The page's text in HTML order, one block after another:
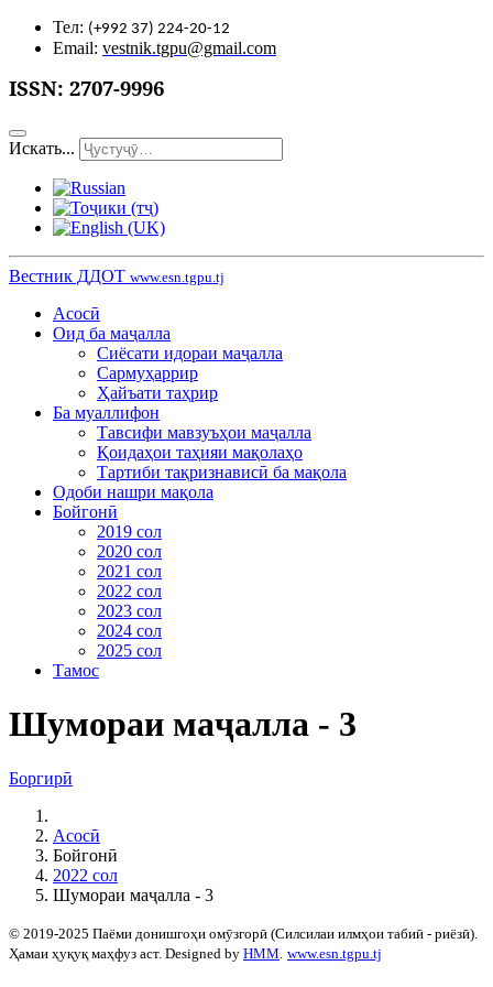
Тел: (+992 37) 224-20-12
Email: vestnik.tgpu@gmail.com
ISSN: 2707-9996
Искать...
Вестник ДДОТ www.esn.tgpu.tj
Асосӣ
Оид ба маҷалла
Сиёсати идораи маҷалла
Сармуҳаррир
Ҳайъати таҳрир
Ба муаллифон
Тавсифи мавзуъҳои маҷалла
Қоидаҳои таҳияи мақолаҳо
Тартиби тақризнависӣ ба мақола
Одоби нашри мақола
Бойгонӣ
2019 сол
2020 сол
2021 сол
2022 сол
2023 сол
2024 сол
2025 сол
Тамос
Шумораи маҷалла - 3
Боргирӣ
Асосӣ
Бойгонӣ
2022 сол
Шумораи маҷалла - 3
© 2019-2025 Паёми донишгоҳи омӯзгорӣ (Силсилаи илмҳои табиӣ - риёзӣ).
Ҳамаи ҳуқуқ маҳфуз аст. Designed by HMM www.esn.tgpu.tj